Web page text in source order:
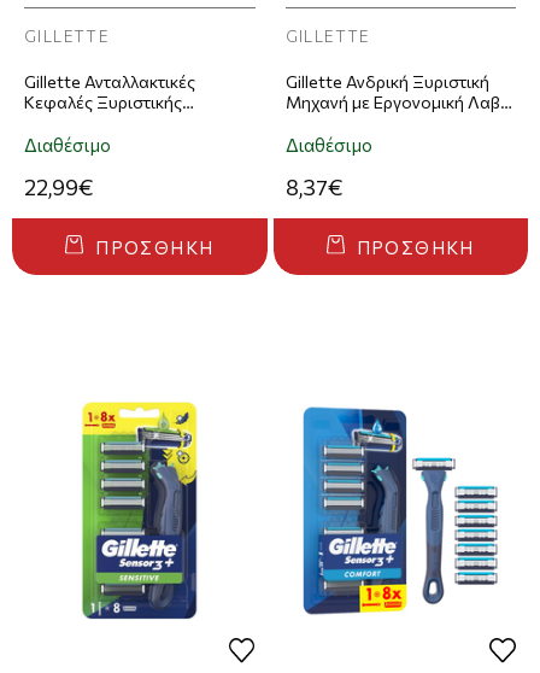
GILLETTE
Gillette Ανταλλακτικές
Κεφαλές Ξυριστικής
Power 4tτμχ
Διαθέσιμο
22,99€
ΠΡΟΣΘΉΚΗ
GILLETTE
Gillette Ανδρική Ξυριστική
Μηχανή με Εργονομική Λαβή
Sensor 3+ Special Edition
Διαθέσιμο
8,37€
ΠΡΟΣΘΉΚΗ